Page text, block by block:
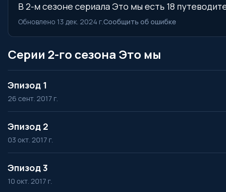
В 2-м сезоне сериала Это мы есть 18
Обновлено 13 дек. 2024 г.Сообщить об ошибке
Серии 2-го сезона Это мы
Эпизод 1
26 сент. 2017 г.
Эпизод 2
03 окт. 2017 г.
Эпизод 3
10 окт. 2017 г.